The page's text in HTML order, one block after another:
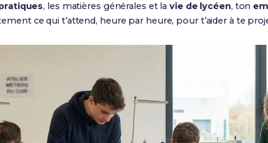
, les matières générales et lavie de lycéen, ton
ce qui t’attend, heure par heure, pour t’aider à te